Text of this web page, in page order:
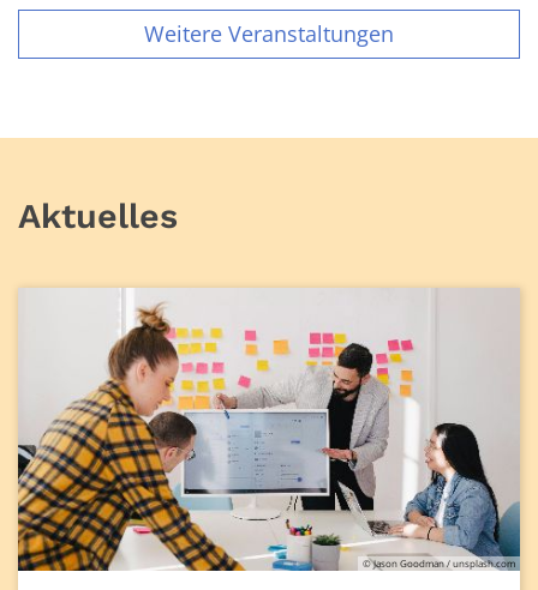
Weitere Veranstaltungen
Aktuelles
© Jason Goodman / unsplash.com